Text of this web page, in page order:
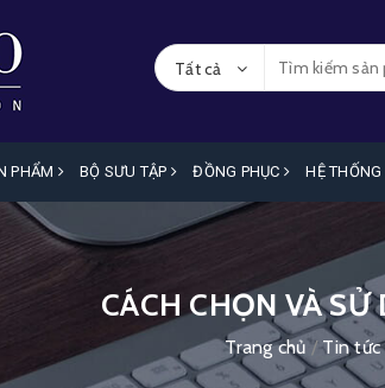
Tất cả
PHẨM BỘ SƯU TẬP ĐỒNG PHỤC HỆ
CÁCH CHỌN VÀ
Trang chủ /Tin tức